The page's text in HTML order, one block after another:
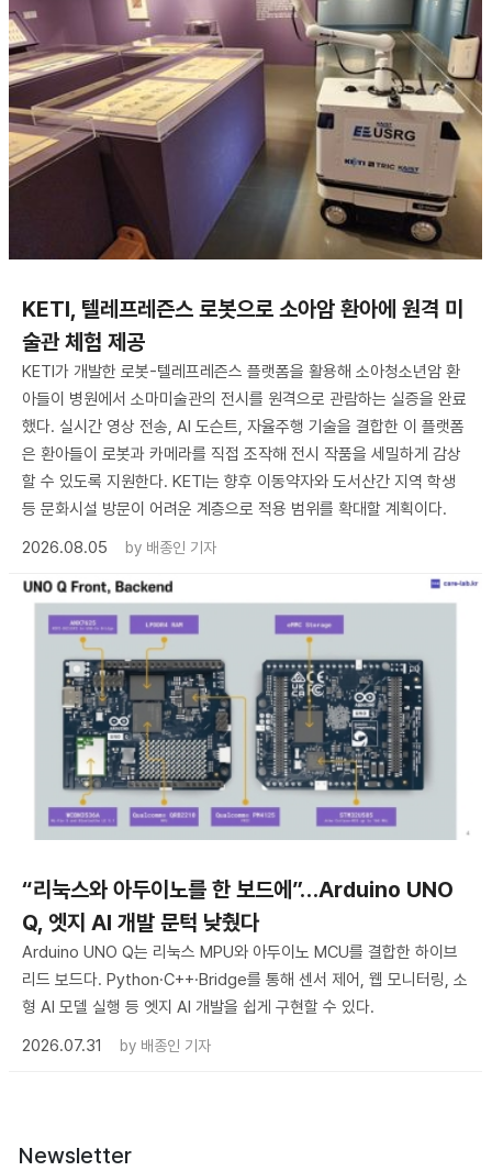
KETI, 텔레프레즌스 로봇으로 소아암 환아에 원격 미
술관 체험 제공
KETI가 개발한 로봇-텔레프레즌스 플랫폼을 활용해 소아청소년암 환
아들이 병원에서 소마미술관의 전시를 원격으로 관람하는 실증을 완료
했다. 실시간 영상 전송, AI 도슨트, 자율주행 기술을 결합한 이 플랫폼
은 환아들이 로봇과 카메라를 직접 조작해 전시 작품을 세밀하게 감상
할 수 있도록 지원한다. KETI는 향후 이동약자와 도서산간 지역 학생
등 문화시설 방문이 어려운 계층으로 적용 범위를 확대할 계획이다.
2026.08.05
by 배종인 기자
“리눅스와 아두이노를 한 보드에”…Arduino UNO
Q, 엣지 AI 개발 문턱 낮췄다
Arduino UNO Q는 리눅스 MPU와 아두이노 MCU를 결합한 하이브
리드 보드다. Python·C++·Bridge를 통해 센서 제어, 웹 모니터링, 소
형 AI 모델 실행 등 엣지 AI 개발을 쉽게 구현할 수 있다.
2026.07.31
by 배종인 기자
Newsletter